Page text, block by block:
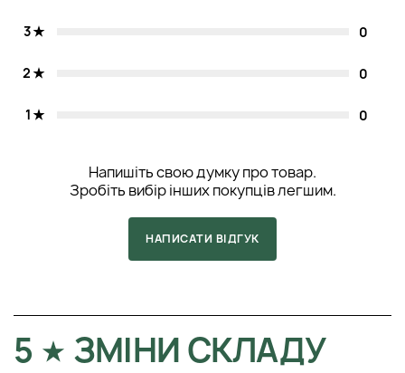
3 0
2 0
1 0
Напишіть свою думку про товар.
Зробіть вибір інших покупців легшим.
НАПИСАТИ ВІДГУК
5 ЗМІНИ СКЛАДУ